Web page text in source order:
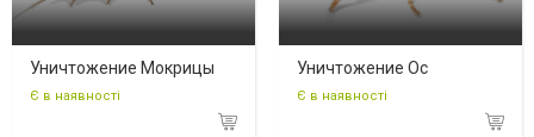
Уничтожение Мокрицы
Є в наявності
Уничтожение Ос
Є в наявності